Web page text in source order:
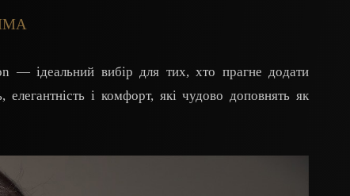
— ідеальний вибір для тих, хто прагне додати
і комфорт, які чудово доповнять як